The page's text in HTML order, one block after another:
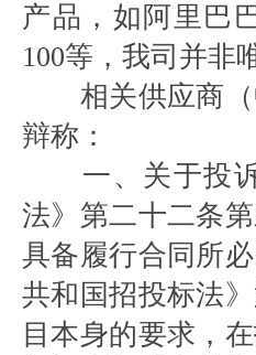
产品，如阿里巴
100等，我司并非
相关供应商
辩称：
一、关于投
法》第二十二条
具备履行合同所
共和国招投标法
目本身的要求，